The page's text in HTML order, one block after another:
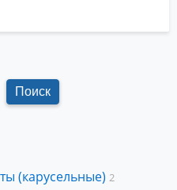
(карусельные) 2